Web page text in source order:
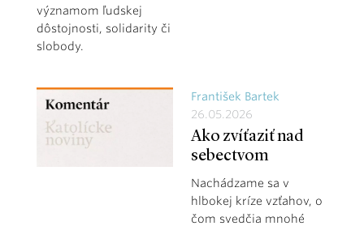
významom ľudskej
dôstojnosti, solidarity či
slobody.
František Bartek
26.05.2026
Ako zvíťaziť nad
sebectvom
Nachádzame sa v
hlbokej kríze vzťahov, o
čom svedčia mnohé